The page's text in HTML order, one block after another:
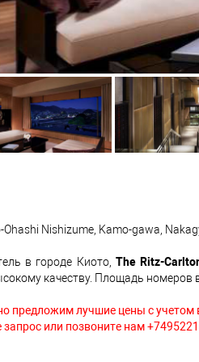
Ohashi Nishizume, Kamo-gawa,
в городе Киото,The Ritz-
качеству. Площадь номеров
предложим лучшие цены с учетом
запрос или позвоните нам